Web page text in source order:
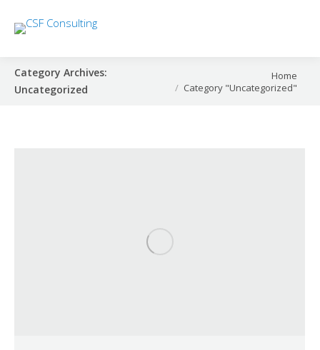
Category Archives:
Uncategorized
Home
Category "Uncategorized"